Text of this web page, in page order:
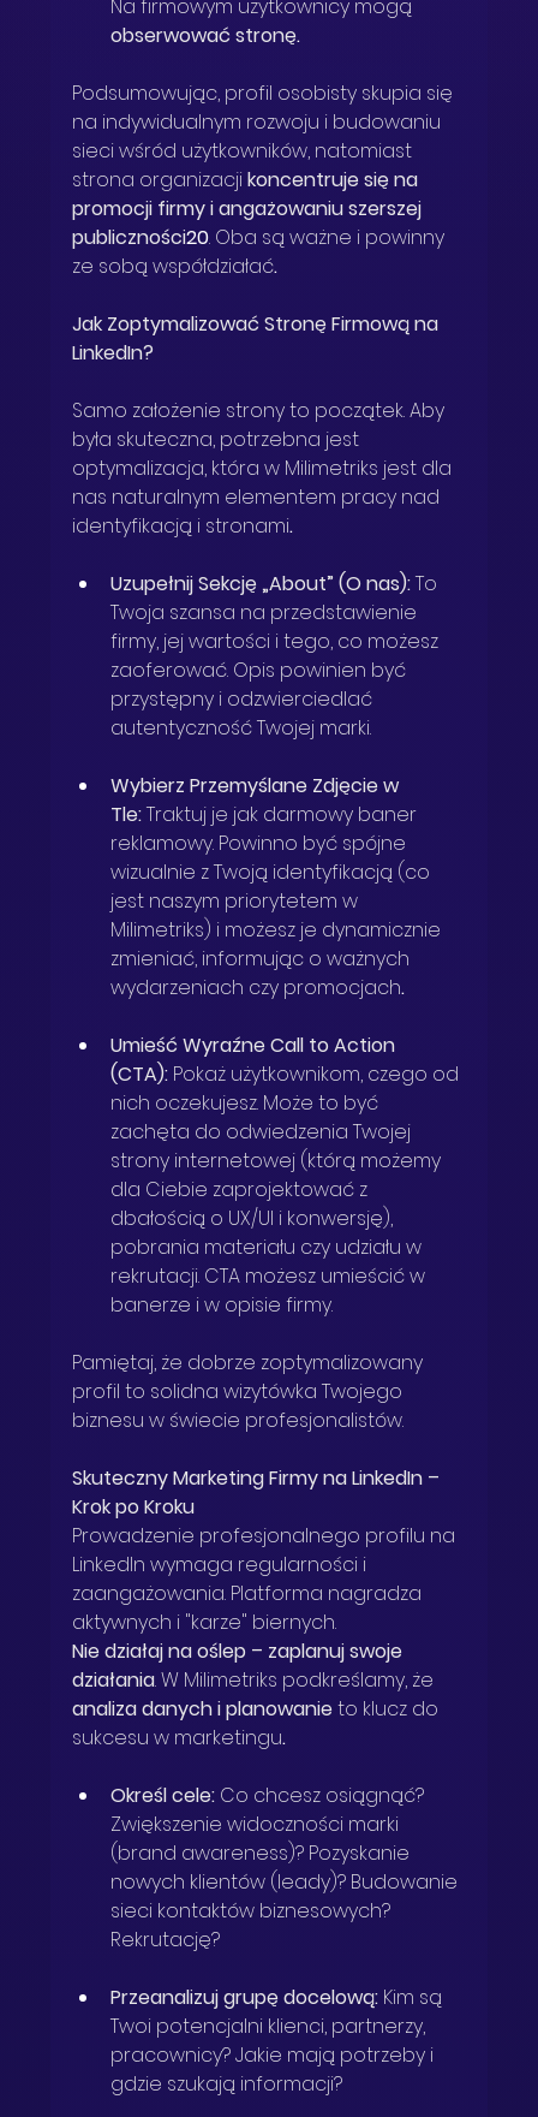
Na firmowym użytkownicy mogą
obserwować stronę.
Podsumowując, profil osobisty skupia się
na indywidualnym rozwoju i budowaniu
sieci wśród użytkowników, natomiast
strona organizacji koncentruje się na
promocji firmy i angażowaniu szerszej
publiczności20. Oba są ważne i powinny
ze sobą współdziałać.
Jak Zoptymalizować Stronę Firmową na
LinkedIn?
Samo założenie strony to początek. Aby
była skuteczna, potrzebna jest
optymalizacja, która w Milimetriks jest dla
nas naturalnym elementem pracy nad
identyfikacją i stronami.
Uzupełnij Sekcję „About” (O nas): To
Twoja szansa na przedstawienie
firmy, jej wartości i tego, co możesz
zaoferować. Opis powinien być
przystępny i odzwierciedlać
autentyczność Twojej marki.
Wybierz Przemyślane Zdjęcie w
Tle: Traktuj je jak darmowy baner
reklamowy. Powinno być spójne
wizualnie z Twoją identyfikacją (co
jest naszym priorytetem w
Milimetriks) i możesz je dynamicznie
zmieniać, informując o ważnych
wydarzeniach czy promocjach.
Umieść Wyraźne Call to Action
(CTA): Pokaż użytkownikom, czego od
nich oczekujesz. Może to być
zachęta do odwiedzenia Twojej
strony internetowej (którą możemy
dla Ciebie zaprojektować z
dbałością o UX/UI i konwersję),
pobrania materiału czy udziału w
rekrutacji. CTA możesz umieścić w
banerze i w opisie firmy.
Pamiętaj, że dobrze zoptymalizowany
profil to solidna wizytówka Twojego
biznesu w świecie profesjonalistów.
Skuteczny Marketing Firmy na LinkedIn –
Krok po Kroku
Prowadzenie profesjonalnego profilu na
LinkedIn wymaga regularności i
zaangażowania. Platforma nagradza
aktywnych i "karze" biernych.
Nie działaj na oślep – zaplanuj swoje
działania. W Milimetriks podkreślamy, że
analiza danych i planowanie to klucz do
sukcesu w marketingu.
Określ cele: Co chcesz osiągnąć?
Zwiększenie widoczności marki
(brand awareness)? Pozyskanie
nowych klientów (leady)? Budowanie
sieci kontaktów biznesowych?
Rekrutację?
Przeanalizuj grupę docelową: Kim są
Twoi potencjalni klienci, partnerzy,
pracownicy? Jakie mają potrzeby i
gdzie szukają informacji?